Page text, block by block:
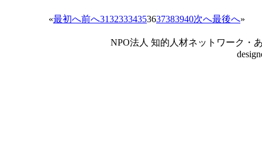
«最初へ前へ31323334353637383940次へ最後へ»
NPO法人 知的人材ネットワーク・